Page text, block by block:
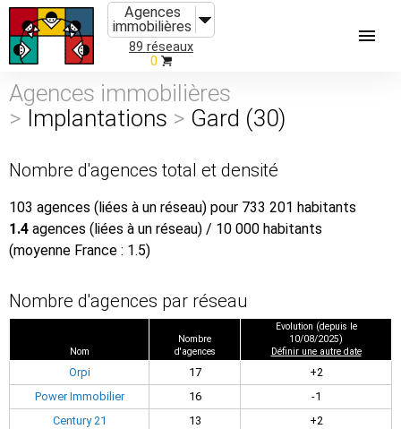
Agences
immobilières
89 réseaux
0
Agences immobilières
> Implantations > Gard (30)
Nombre d'agences total et densité
103 agences (liées à un réseau) pour 733 201 habitants
1.4 agences (liées à un réseau) / 10 000 habitants
(moyenne France : 1.5)
Nombre d'agences par réseau
Nom
Nombre
d'agences
Evolution (depuis le
10/08/2025)
Définir une autre date
Orpi 17
+2
Power Immobilier
16
-1
Century 21
13
+2